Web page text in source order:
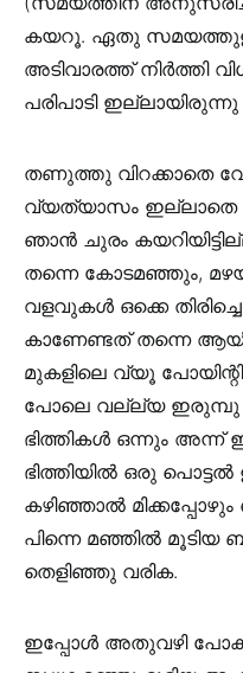
കയറൂ. ഏതു
അടിവാരത്ത് നിർത്തി
പരിപാടി
തണുത്തു വിറക്കാതെ
വ്യത്യാസം ഇല്ലാതെ
ഞാൻ ചുരം
തന്നെ കോടമഞ്ഞും,
വളവുകൾ ഒക്കെ
കാണേണ്ടത് തന്നെ
മുകളിലെ വ്യൂ
പോലെ വല്ല്യ ഇരുമ്പു
ഭിത്തികൾ ഒന്നും അന്ന്
ഭിത്തിയിൽ ഒരു പൊട്ടൽ
കഴിഞ്ഞാൽ
പിന്നെ മഞ്ഞിൽ മൂടിയ
തെളിഞ്ഞു വരിക.
ഇപ്പോൾ അതുവഴി